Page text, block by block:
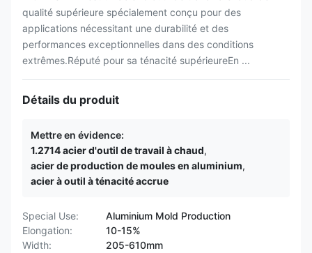
qualité supérieure spécialement conçu pour des
applications nécessitant une durabilité et des
performances exceptionnelles dans des conditions
extrêmes.Réputé pour sa ténacité supérieureEn ...
Détails du produit
Mettre en évidence:
1.2714 acier d'outil de travail à chaud,
acier de production de moules en aluminium,
acier à outil à ténacité accrue
Special Use:
Aluminium Mold Production
Elongation:
10-15%
Width:
205-610mm